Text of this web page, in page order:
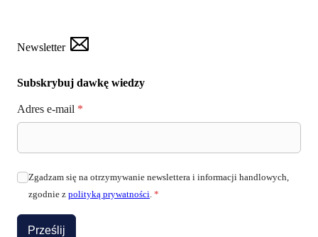
Newsletter
Subskrybuj dawkę wiedzy
Adres e-mail *
Zgadzam się na otrzymywanie newslettera i informacji handlowych,
zgodnie z polityką prywatności *
Prześlij